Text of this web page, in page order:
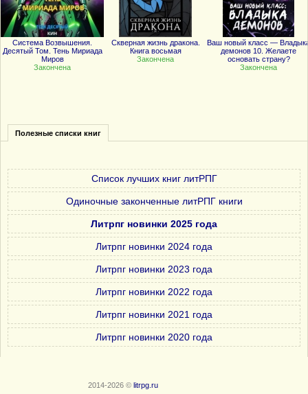
Система Возвышения.
Десятый Том. Тень Мириада
Миров
Закончена
Скверная жизнь дракона.
Книга восьмая
Закончена
Ваш новый класс —
демонов 10. Желаете
основать страну?
Закончена
Полезные списки книг
Список лучших книг литРПГ
Одиночные законченные литРПГ книги
Литрпг новинки 2025 года
Литрпг новинки 2024 года
Литрпг новинки 2023 года
Литрпг новинки 2022 года
Литрпг новинки 2021 года
Литрпг новинки 2020 года
2014-2026 © litrpg.ru